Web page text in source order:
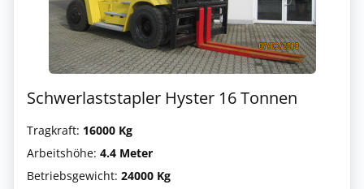
Schwerlaststapler Hyster 16 Tonnen
Tragkraft: 16000 Kg
Arbeitshöhe: 4.4 Meter
Betriebsgewicht: 24000 Kg